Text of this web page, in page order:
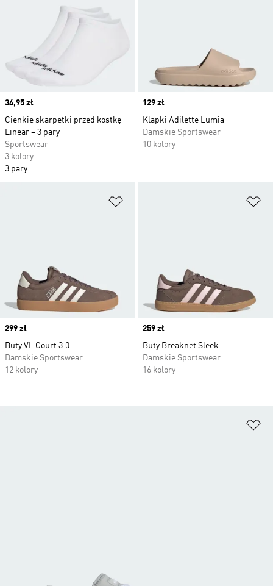
Price
34,95 zł
Cienkie skarpetki przed kostkę
Linear – 3 pary
Sportswear
3 kolory
3 pary
Price
129 zł
Klapki Adilette Lumia
Damskie Sportswear
10 kolory
Price
299 zł
Buty VL Court 3.0
Damskie Sportswear
12 kolory
Price
259 zł
Buty Breaknet Sleek
Damskie Sportswear
16 kolory